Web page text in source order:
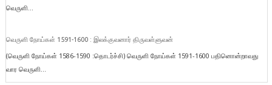
வெருளி...
வெருளி நோய்கள் 1591-1600 : இலக்குவனார் திருவள்ளுவன்
(வெருளி நோய்கள் 1586-1590 :தொடர்ச்சி) வெருளி நோய்கள் 1591-1600 பதினொன்றாவது
வார வெருளி...